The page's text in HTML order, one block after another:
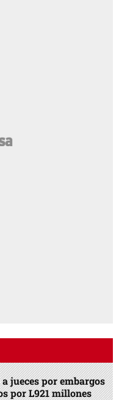
jueces por embargos
por L921 millones